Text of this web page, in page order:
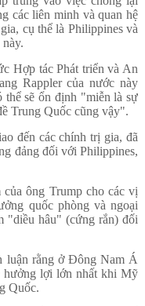
các liên minh và quan hệ
cụ thể là Philippines và
Hợp tác Phát triển và An
Rappler của nước này
sẽ ổn định "miễn là sự
Trung Quốc cũng vậy".
đến các chính trị gia, đã
đảng đối với Philippines,
ông Trump cho các vị
quốc phòng và ngoại
"diều hâu" (cứng rắn) đối
luận rằng ở Đông Nam Á
hưởng lợi lớn nhất khi Mỹ
Quốc.